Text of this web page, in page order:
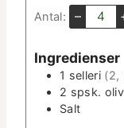
Antal: –
Ingre­di­enser
1 sel­l­eri (2,
2 spsk.
Salt